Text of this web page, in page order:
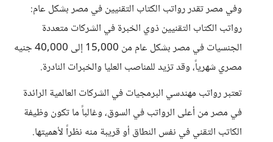
وفي مصر تقدر رواتب الكتاب التقنيين في مصر بشكل عام:
رواتب الكتاب التقنيين ذوي الخبرة في الشركات متعددة
الجنسيات في مصر بشكل عام من 15,000 إلى 40,000 جنيه
مصري شهرياً، وقد تزيد للمناصب العليا والخبرات النادرة.
تعتبر رواتب مهندسي البرمجيات في الشركات العالمية الرائدة
في مصر من أعلى الرواتب في السوق، وغالباً ما تكون وظيفة
الكاتب التقني في نفس النطاق أو قريبة منه نظراً لأهميتها.